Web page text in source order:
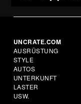
UNCRATE.COM
AUSRÜSTUNG
STYLE
AUTOS
UNTERKUNFT
LASTER
USW.